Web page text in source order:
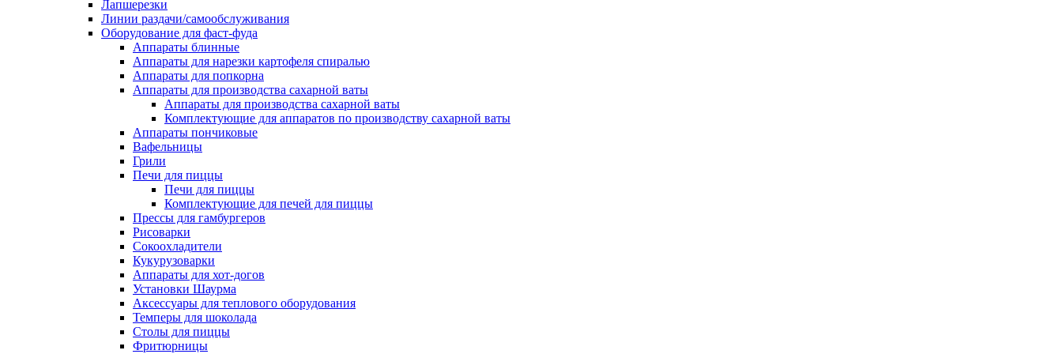
Лапшерезки
Линии раздачи/самообслуживания
Оборудование для фаст-фуда
Аппараты блинные
Аппараты для нарезки картофеля спиралью
Аппараты для попкорна
Аппараты для производства сахарной ваты
Аппараты для производства сахарной ваты
Комплектующие для аппаратов по производству сахарной ваты
Аппараты пончиковые
Вафельницы
Грили
Печи для пиццы
Печи для пиццы
Комплектующие для печей для пиццы
Прессы для гамбургеров
Рисоварки
Сокоохладители
Кукурузоварки
Аппараты для хот-догов
Установки Шаурма
Аксессуары для теплового оборудования
Темперы для шоколада
Столы для пиццы
Фритюрницы